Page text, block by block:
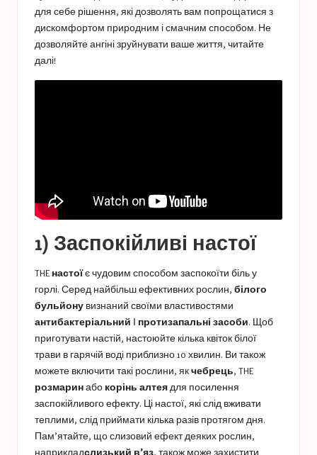
для себе рішення, які дозволять вам попрощатися з
дискомфортом природним і смачним способом. Не
дозволяйте ангіні зруйнувати ваше життя, читайте
далі!
1) Заспокійливі настої
THE настоїє чудовим способом заспокоїти біль у
горлі. Серед найбільш ефективних рослин, білого
бульйону визнаний своїми властивостями
антибактеріальний І протизапальні засоби. Щоб
приготувати настій, настоюйте кілька квіток білої
трави в гарячій воді приблизно 10 хвилин. Ви також
можете включити такі рослини, якчебрець, THE
розмаринабо корінь алтеядля посилення
заспокійливого ефекту. Ці настої, які слід вживати
теплими, слід приймати кілька разів протягом дня.
Пам’ятайте, що слизовий ефект деяких рослин,
наприкладслизький в’яз, також може захистити